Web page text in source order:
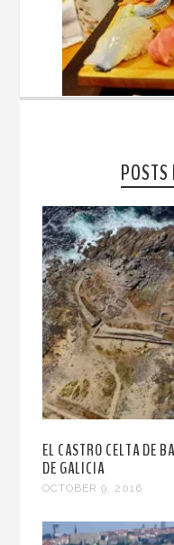
EL CASTRO CELTA DE
DE GALICIA
OCTOBER 9, 2016